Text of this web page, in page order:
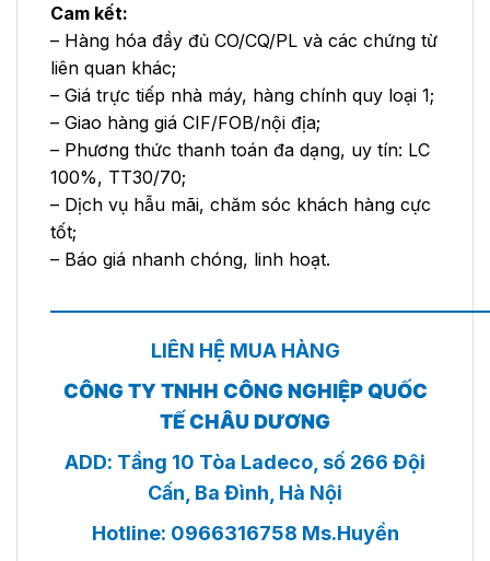
Cam kết:
– Hàng hóa đầy đủ CO/CQ/PL và các chứng từ
liên quan khác;
– Giá trực tiếp nhà máy, hàng chính quy loại 1;
– Giao hàng giá CIF/FOB/nội địa;
– Phương thức thanh toán đa dạng, uy tín: LC
100%, TT30/70;
– Dịch vụ hẫu mãi, chăm sóc khách hàng cực
tốt;
– Báo giá nhanh chóng, linh hoạt.
LIÊN HỆ MUA HÀNG
CÔNG TY TNHH CÔNG NGHIỆP QUỐC
TẾ CHÂU DƯƠNG
ADD: Tầng 10 Tòa Ladeco, số 266 Đội
Cấn, Ba Đình, Hà Nội
Hotline: 0966316758 Ms.Huyền